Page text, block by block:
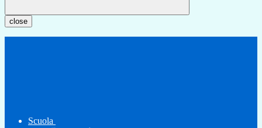
close
Scuola